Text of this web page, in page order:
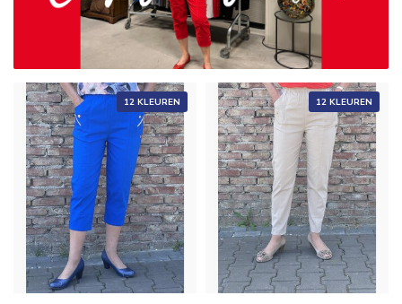
12 KLEUREN 12 KLEUREN